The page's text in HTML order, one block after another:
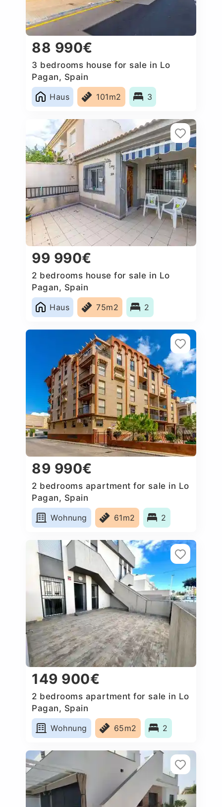
88 990€
3 bedrooms house for sale in Lo
Pagan, Spain
Haus
101m2 3
99 990€
2 bedrooms house for sale in Lo
Pagan, Spain
Haus
75m2 2
89 990€
2 bedrooms apartment for sale in Lo
Pagan, Spain
Wohnung
61m2 2
149 900€
2 bedrooms apartment for sale in Lo
Pagan, Spain
Wohnung
65m2 2